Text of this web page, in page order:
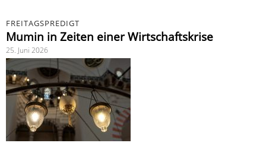
FREITAGSPREDIGT
Mumin in Zeiten einer Wirtschaftskrise
25. Juni 2026